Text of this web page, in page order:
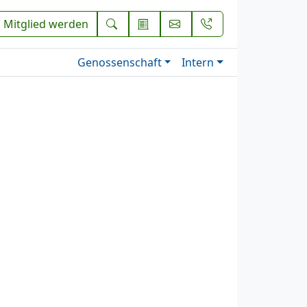
Mitglied werden
Genossenschaft Intern